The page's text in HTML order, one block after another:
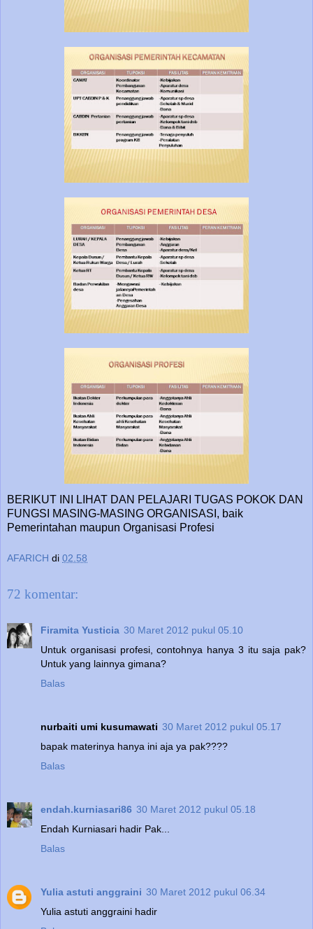
BERIKUT INI LIHAT DAN PELAJARI TUGAS POKOK DAN
FUNGSI MASING-MASING ORGANISASI, baik
Pemerintahan maupun Organisasi Profesi
AFARICH di 02.58
72 komentar:
Firamita Yusticia 30 Maret 2012 pukul 05.10
Untuk organisasi profesi, contohnya hanya 3 itu saja pak?
Untuk yang lainnya gimana?
Balas
nurbaiti umi kusumawati 30 Maret 2012 pukul 05.17
bapak materinya hanya ini aja ya pak????
Balas
endah.kurniasari86 30 Maret 2012 pukul 05.18
Endah Kurniasari hadir Pak...
Balas
Yulia astuti anggraini 30 Maret 2012 pukul 06.34
Yulia astuti anggraini hadir